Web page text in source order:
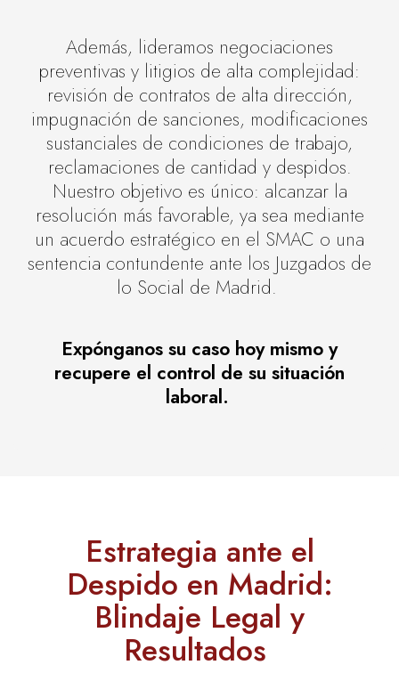
Además, lideramos negociaciones
preventivas y litigios de alta complejidad:
revisión de contratos de alta dirección,
impugnación de sanciones, modificaciones
sustanciales de condiciones de trabajo,
reclamaciones de cantidad y despidos.
Nuestro objetivo es único: alcanzar la
resolución más favorable, ya sea mediante
un acuerdo estratégico en el SMAC o una
sentencia contundente ante los Juzgados de
lo Social de Madrid.
Expónganos su caso hoy mismo y
recupere el control de su situación
laboral.
Estrategia ante el
Despido en Madrid:
Blindaje Legal y
Resultados